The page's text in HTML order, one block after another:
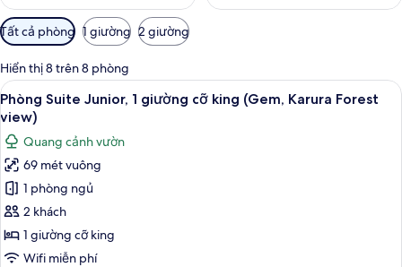
Bộ
lọc
có
thể
dùng
để
lọc
tìm
phòng
Tất cả phòng 1 giường 2 giường
Hiển thị 8 trên 8 phòng
Xem
tất
cả
ảnh
Phòng
Suite
Junior,
1
giường
Phòng Suite Junior, 1 giường cỡ
5
Phòng Suite Junior, 1 giường cỡ king (Gem, Karura Forest
view)
Quang cảnh vườn
69 mét vuông
1 phòng ngủ
2 khách
1 giường cỡ king
Wifi miễn phí